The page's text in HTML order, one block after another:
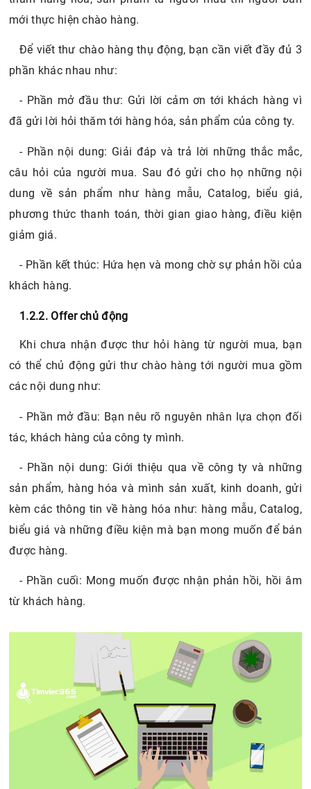
mới thực hiện chào hàng.
Để viết thư chào hàng thụ động, bạn cần viết đầy đủ 3
phần khác nhau như:
- Phần mở đầu thư: Gửi lời cảm ơn tới khách hàng vì
đã gửi lời hỏi thăm tới hàng hóa, sản phẩm của công ty.
- Phần nội dung: Giải đáp và trả lời những thắc mắc,
câu hỏi của người mua. Sau đó gửi cho họ những nội
dung về sản phẩm như hàng mẫu, Catalog, biểu giá,
phương thức thanh toán, thời gian giao hàng, điều kiện
giảm giá.
- Phần kết thúc: Hứa hẹn và mong chờ sự phản hồi của
khách hàng.
1.2.2. Offer chủ động
Khi chưa nhận được thư hỏi hàng từ người mua, bạn
có thể chủ động gửi thư chào hàng tới người mua gồm
các nội dung như:
- Phần mở đầu: Bạn nêu rõ nguyên nhân lựa chọn đối
tác, khách hàng của công ty mình.
- Phần nội dung: Giới thiệu qua về công ty và những
sản phẩm, hàng hóa và mình sản xuất, kinh doanh, gửi
kèm các thông tin về hàng hóa như: hàng mẫu, Catalog,
biểu giá và những điều kiện mà bạn mong muốn để bán
được hàng.
- Phần cuối: Mong muốn được nhận phản hồi, hồi âm
từ khách hàng.